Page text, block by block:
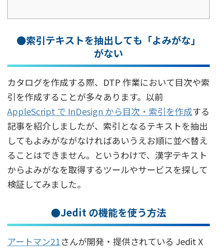
●索引テキストを抽出しても「よみがな」
がない
カタログを作成する際、DTP 作業において目次や索
引を作成することが多々あります。以前
AppleScript で InDesign から目次・索引を作成する
記事を紹介しましたが、索引となるテキストを抽出
してもよみがながなければあいうえお順に並べ替え
ることはできません。というわけで、漢字テキスト
からよみがなを取得するツールやサービスを探して
検証してみました。
●Jedit の機能を使う方法
アートマン21さんが開発・提供されている Jedit X